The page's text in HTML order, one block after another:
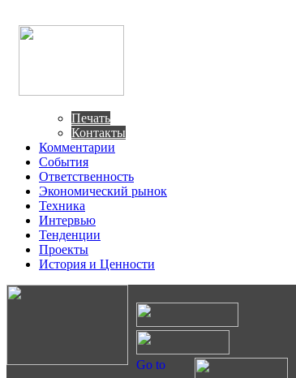
Печать
Контакты
Комментарии
События
Ответственность
Экономический рынок
Техника
Интервью
Тенденции
Проекты
История и Ценности
Go to